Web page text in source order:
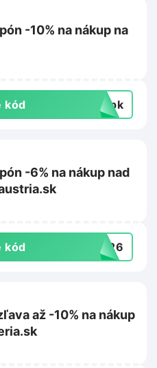
-10% na nákup na
kód topk
-6% na nákup nad
kód 3426
až -10% na nákup